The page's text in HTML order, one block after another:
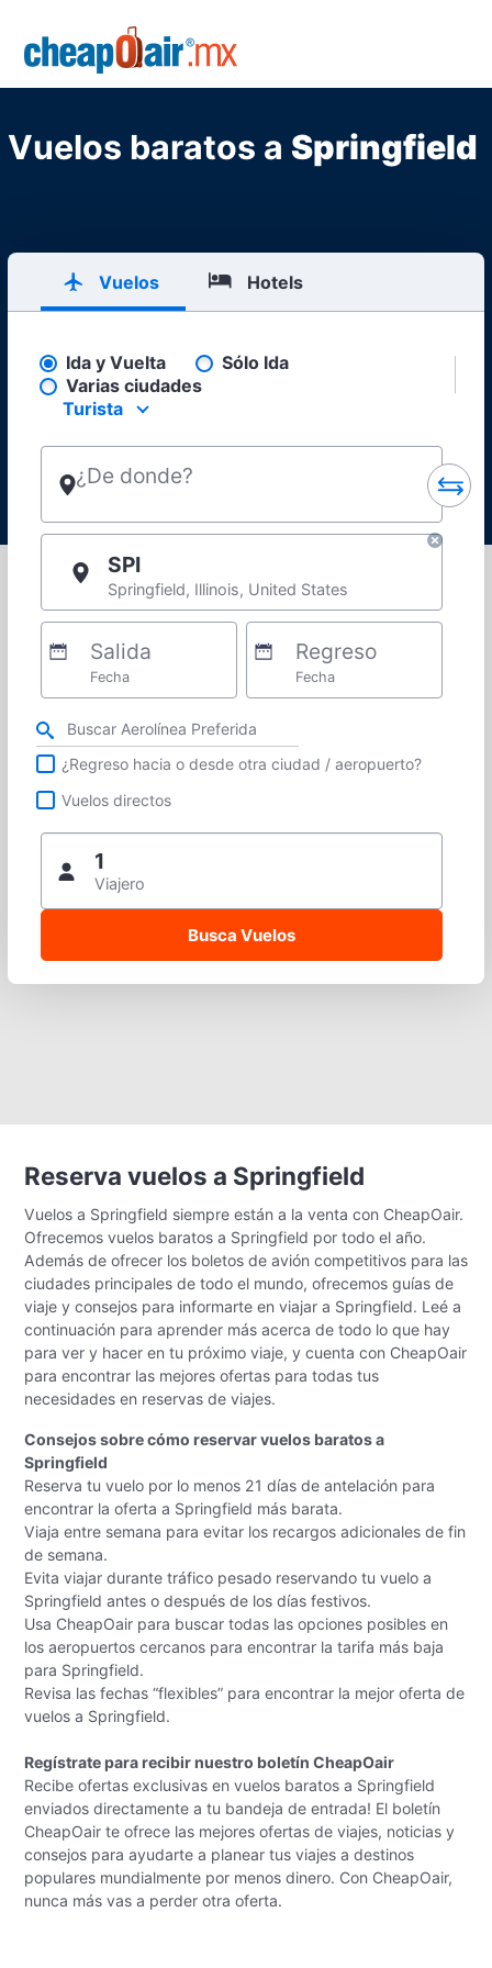
Skip to main content
Vuelos baratos a Springfield
Vuelos Hotels
Pick your flight type
Ida y Vuelta
Sólo Ida
Varias ciudades
Select your preferred seating class.
Turista
¿De donde?
SPI
Springfield, Illinois, United States
Salida
Fecha
Regreso
Fecha
Refina tu búsqueda por aerolínea, ciudad o aeropuerto o vuelos directos
¿Regreso hacia o desde otra ciudad / aeropuerto?
Vuelos directos
1
Viajero
Reserva vuelos a Springfield
Vuelos a Springfield siempre están a la venta con CheapOair.
Ofrecemos vuelos baratos a Springfield por todo el año.
Además de ofrecer los boletos de avión competitivos para las
ciudades principales de todo el mundo, ofrecemos guías de
viaje y consejos para informarte en viajar a Springfield. Leé a
continuación para aprender más acerca de todo lo que hay
para ver y hacer en tu próximo viaje, y cuenta con CheapOair
para encontrar las mejores ofertas para todas tus
necesidades en reservas de viajes.
Consejos sobre cómo reservar vuelos baratos a
Springfield
Reserva tu vuelo por lo menos 21 días de antelación para
encontrar la oferta a Springfield más barata.
Viaja entre semana para evitar los recargos adicionales de fin
de semana.
Evita viajar durante tráfico pesado reservando tu vuelo a
Springfield antes o después de los días festivos.
Usa CheapOair para buscar todas las opciones posibles en
los aeropuertos cercanos para encontrar la tarifa más baja
para Springfield.
Revisa las fechas “flexibles” para encontrar la mejor oferta de
vuelos a Springfield.
Regístrate para recibir nuestro boletín CheapOair
Recibe ofertas exclusivas en vuelos baratos a Springfield
enviados directamente a tu bandeja de entrada! El boletín
CheapOair te ofrece las mejores ofertas de viajes, noticias y
consejos para ayudarte a planear tus viajes a destinos
populares mundialmente por menos dinero. Con CheapOair,
nunca más vas a perder otra oferta.